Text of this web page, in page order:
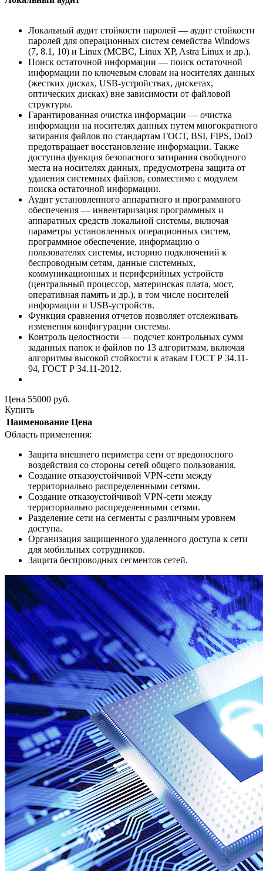
Локальный аудит стойкости паролей — аудит стойкости
паролей для операционных систем семейства Windows
(7, 8.1, 10) и Linux (МСВС, Linux XP, Astra Linux и др.).
Поиск остаточной информации — поиск остаточной
информации по ключевым словам на носителях данных
(жестких дисках, USB-устройствах, дискетах,
оптических дисках) вне зависимости от файловой
структуры.
Гарантированная очистка информации — очистка
информации на носителях данных путем многократного
затирания файлов по стандартам ГОСТ, BSI, FIPS, DoD
предотвращает восстановление информации. Также
доступна функция безопасного затирания свободного
места на носителях данных, предусмотрена защита от
удаления системных файлов, совместимо с модулем
поиска остаточной информации.
Аудит установленного аппаратного и программного
обеспечения — инвентаризация программных и
аппаратных средств локальной системы, включая
параметры установленных операционных систем,
программное обеспечение, информацию о
пользователях системы, историю подключений к
беспроводным сетям, данные системных,
коммуникационных и периферийных устройств
(центральный процессор, материнская плата, мост,
оперативная память и др.), в том числе носителей
информации и USB-устройств.
Функция сравнения отчетов позволяет отслеживать
изменения конфигурации системы.
Контроль целостности — подсчет контрольных сумм
заданных папок и файлов по 13 алгоритмам, включая
алгоритмы высокой стойкости к атакам ГОСТ Р 34.11-
94, ГОСТ Р 34.11-2012.
Цена 55000 руб.
Купить
Наименование Цена
Область применения:
Защита внешнего периметра сети от вредоносного
воздействия со стороны сетей общего пользования.
Создание отказоустойчивой VPN-сети между
территориально распределенными сетями.
Создание отказоустойчивой VPN-сети между
территориально распределенными сетями.
Разделение сети на сегменты с различным уровнем
доступа.
Организация защищенного удаленного доступа к сети
для мобильных сотрудников.
Защита беспроводных сегментов сетей.